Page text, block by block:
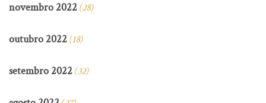
novembro 2022(28)
outubro 2022(18)
setembro 2022(32)